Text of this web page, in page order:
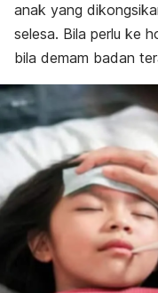
anak yang
selesa. Bila perlu ke
bila demam badan